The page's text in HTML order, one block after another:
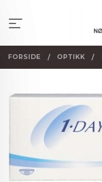
innholdet
FORSIDE OPTIKK